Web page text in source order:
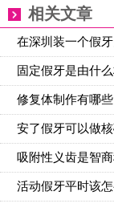
相关文章
在深圳装一个假
固定假牙是由什
安了假牙可以做
吸附性义齿是智
活动假牙平时该